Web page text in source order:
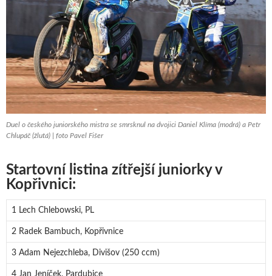
Duel o českého juniorského mistra se smrsknul na dvojici Daniel Klíma (modrá) a Petr
Chlupáč (žlutá) | foto Pavel Fišer
Startovní listina zítřejší juniorky v
Kopřivnici:
1 Lech Chlebowski, PL
2 Radek Bambuch, Kopřivnice
3 Adam Nejezchleba, Divišov (250 ccm)
4 Jan Jeníček, Pardubice